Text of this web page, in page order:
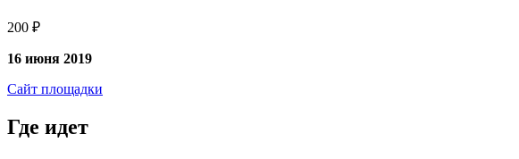
200 ₽
16 июня 2019
Сайт площадки
Где идет